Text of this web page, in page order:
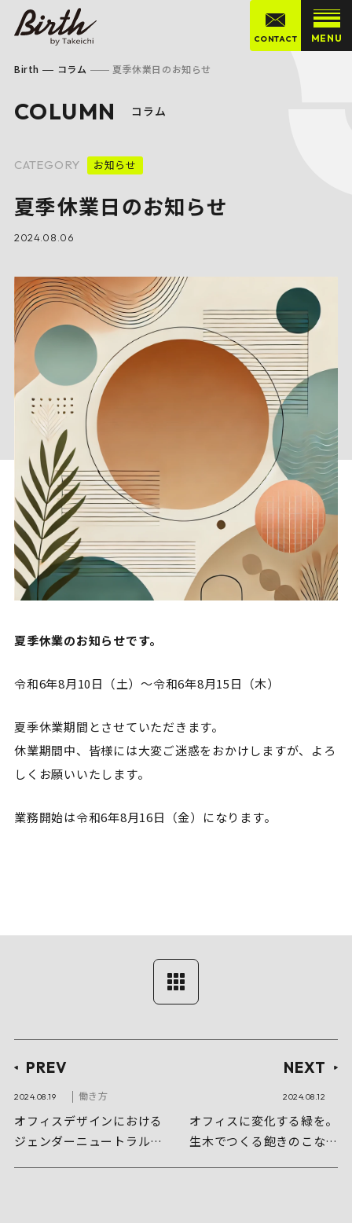
MENU
CONTACT
Birth コラム 夏季休業日のお知らせ
COLUMN コラム
CATEGORY お知らせ
夏季休業日のお知らせ
2024.08.06
夏季休業のお知らせです。
令和6年8月10日（土）～令和6年8月15日（木）
夏季休業期間とさせていただきます。
休業期間中、皆様には大変ご迷惑をおかけしますが、よろ
しくお願いいたします。
業務開始は令和6年8月16日（金）になります。
PREV
2024.08.19 働き方
オフィスデザインにおける
ジェンダーニュートラルと
NEXT
2024.08.12
オフィスに変化する緑を。
生木でつくる飽きのこない